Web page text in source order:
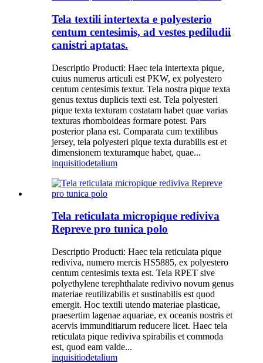
Tela textili intertexta e polyesterio
centum centesimis, ad vestes pediludii
canistri aptatas.
Descriptio Producti: Haec tela intertexta pique,
cuius numerus articuli est PKW, ex polyestero
centum centesimis textur. Tela nostra pique texta
genus textus duplicis texti est. Tela polyesteri
pique texta texturam costatam habet quae varias
texturas rhomboideas formare potest. Pars
posterior plana est. Comparata cum textilibus
jersey, tela polyesteri pique texta durabilis est et
dimensionem texturamque habet, quae...
inquisitiodetalium
Tela reticulata micropique rediviva
Repreve pro tunica polo
Descriptio Producti: Haec tela reticulata pique
rediviva, numero mercis HS5885, ex polyestero
centum centesimis texta est. Tela RPET sive
polyethylene terephthalate redivivo novum genus
materiae reutilizabilis et sustinabilis est quod
emergit. Hoc textili utendo materiae plasticae,
praesertim lagenae aquariae, ex oceanis nostris et
acervis immunditiarum reducere licet. Haec tela
reticulata pique rediviva spirabilis et commoda
est, quod eam valde...
inquisitiodetalium